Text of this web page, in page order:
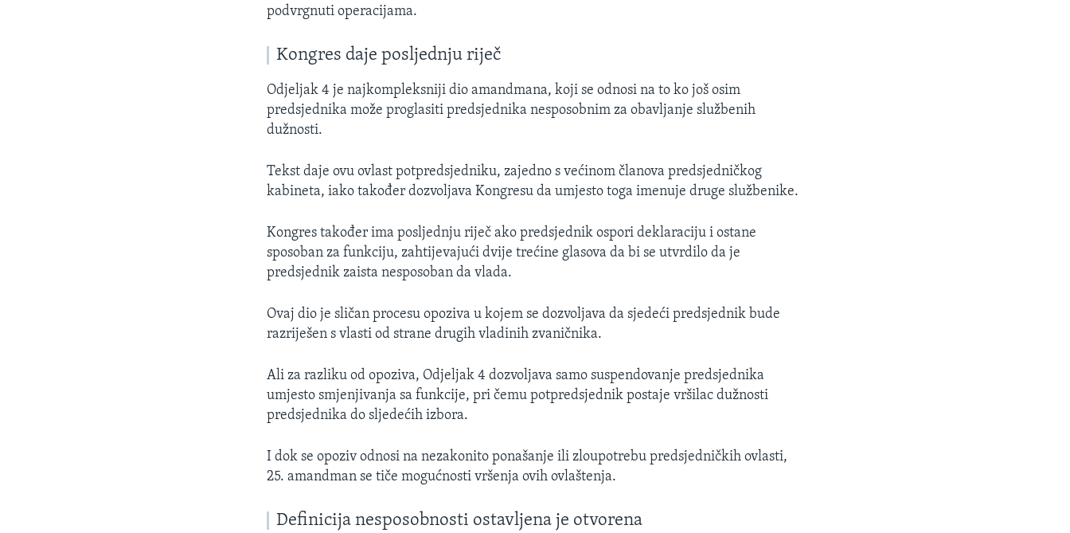
podvrgnuti operacijama.
Kongres daje posljednju riječ
Odjeljak 4 je najkompleksniji dio amandmana, koji se odnosi na to ko još osim
predsjednika može proglasiti predsjednika nesposobnim za obavljanje službenih
dužnosti.
Tekst daje ovu ovlast potpredsjedniku, zajedno s većinom članova predsjedničkog
kabineta, iako također dozvoljava Kongresu da umjesto toga imenuje druge službenike.
Kongres također ima posljednju riječ ako predsjednik ospori deklaraciju i ostane
sposoban za funkciju, zahtijevajući dvije trećine glasova da bi se utvrdilo da je
predsjednik zaista nesposoban da vlada.
Ovaj dio je sličan procesu opoziva u kojem se dozvoljava da sjedeći predsjednik bude
razriješen s vlasti od strane drugih vladinih zvaničnika.
Ali za razliku od opoziva, Odjeljak 4 dozvoljava samo suspendovanje predsjednika
umjesto smjenjivanja sa funkcije, pri čemu potpredsjednik postaje vršilac dužnosti
predsjednika do sljedećih izbora.
I dok se opoziv odnosi na nezakonito ponašanje ili zloupotrebu predsjedničkih ovlasti,
25. amandman se tiče mogućnosti vršenja ovih ovlaštenja.
Definicija nesposobnosti ostavljena je otvorena